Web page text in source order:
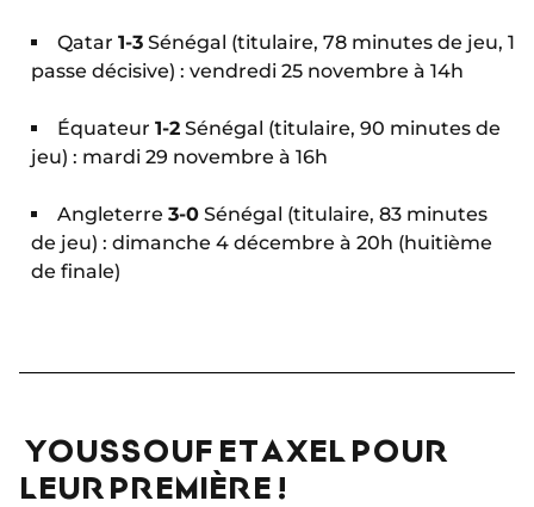
Qatar 1-3 Sénégal (titulaire, 78 minutes de jeu, 1
passe décisive) : vendredi 25 novembre à 14h
Équateur 1-2 Sénégal (titulaire, 90 minutes de
jeu) : mardi 29 novembre à 16h
Angleterre 3-0 Sénégal (titulaire, 83 minutes
de jeu) : dimanche 4 décembre à 20h (huitième
de finale)
YOUSSOUF ET AXEL POUR
LEUR PREMIÈRE !